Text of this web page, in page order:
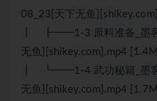
08_23[天下无鱼
┃ ┣━━1-3 原料准备_墨客
无鱼][shikey.com].mp4 [1.4M]
┃ ┗━━1-4 武功秘籍_墨客
无鱼][shikey.com].mp4 [1.7M]